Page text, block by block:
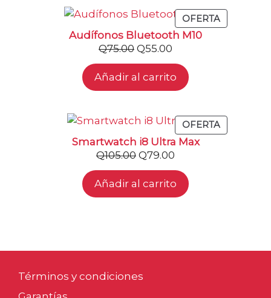
OFERTA
EN
Audífonos Bluetooth M10
Q75.00 El
precio
original
era:
Q55.00
precio
actual
es:
Añadir al carrito
OFERTA
EN
Smartwatch i8 Ultra Max
Q105.00 El
precio
original
era:
Q79.00
precio
actual
es:
Añadir al carrito
Términos y condiciones